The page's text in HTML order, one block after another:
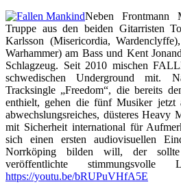
Neben Frontmann
Truppe aus den beiden Gitarristen
Karlsson (Misericordia,
Warhammer) am Bass und Kent
Schlagzeug. Seit 2010 mischen
schwedischen Underground mit.
Tracksingle „Freedom“, die bereits
enthielt, gehen die fünf Musiker jetzt
abwechslungsreiches, düsteres Heavy
mit Sicherheit international für
sich einen ersten audiovisuellen
Norrköping bilden will, der
veröffentlichte stimmungsvolle
https://youtu.be/bRUPuVHfA5E